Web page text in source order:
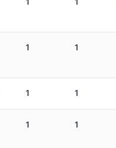
1 1
1 1
1 1